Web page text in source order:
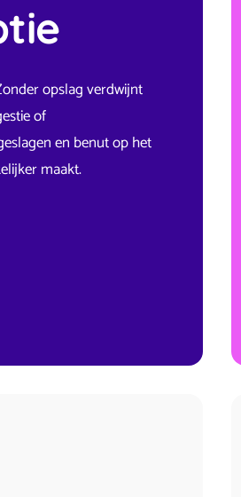
opslag verdwijnt
of
en benut op het
maakt.